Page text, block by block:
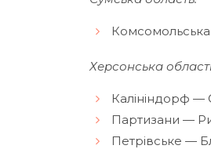
Херсонська
Калініндорф —
Партизани —
Петрівське —